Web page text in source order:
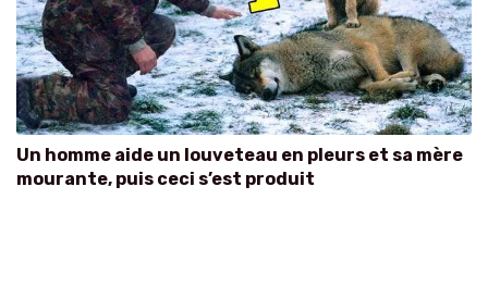
Un homme aide un louveteau en pleurs et sa mère
mourante, puis ceci s’est produit